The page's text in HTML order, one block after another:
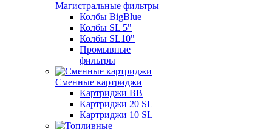
Магистральные фильтры
Колбы BigBlue
Колбы SL 5"
Колбы SL10"
Промывные
фильтры
Сменные картриджи
Картриджи BB
Картриджи 20 SL
Картриджи 10 SL